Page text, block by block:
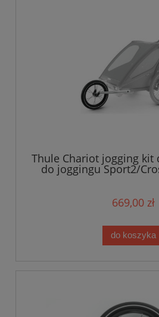
Thule Chariot jogging kit
do joggingu Sport2/
669,00 zł
do koszyka